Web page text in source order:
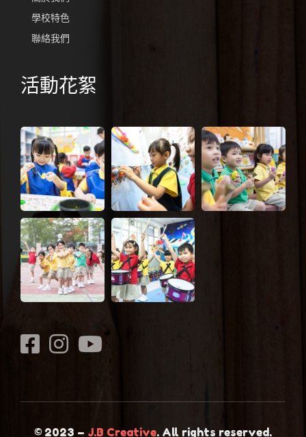
學校特色
聯絡我們
活動花絮
© 2023 – J.B Creative. All rights reserved.